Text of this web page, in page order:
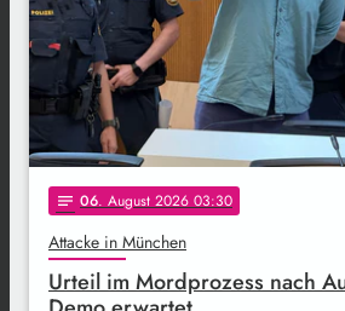
notes 06. August 2026 03:30
Attacke in München
Urteil im Mordprozess nach